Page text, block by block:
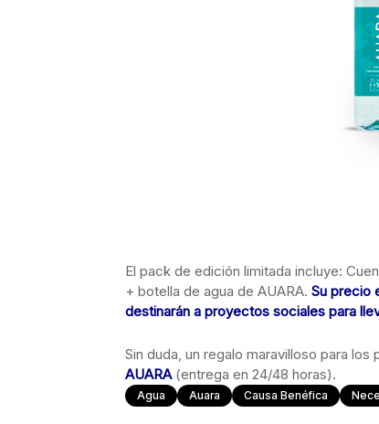
El pack de edición limitada incluye:
+ botella de agua de AUARA. Su precio
destinarán a proyectos sociales para
Sin duda, un regalo maravilloso para
AUARA(entrega en 24/48 horas).
Agua Auara Causa Benéfica